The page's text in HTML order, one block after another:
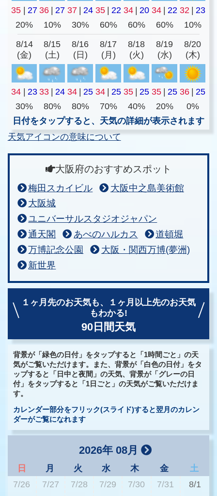
35 | 27 36 | 27 37 | 24 35 | 22 34 | 20 34 | 22 32 | 23
20%
10% 30% 60% 60% 60% 10%
8/14
(金)
8/15
(土)
8/16
(日)
8/17
(月)
8/18
(火)
8/19
(水)
8/20
(木)
34 | 23 33 | 24 34 | 25 34 | 25 35 | 25 35 | 25 36 | 25
30%
80% 80% 70% 40% 20%
0%
日付をタップすると、天気の詳細が表示されます
天気アイコンの意味について
大阪府のおすすめスポット
梅田スカイビル
大阪中之島美術館
大阪城
ユニバーサルスタジオジャパン
通天閣
あべのハルカス
道頓堀
万博記念公園
大阪・関西万博(夢洲)
新世界
１ヶ月先のお天気も、
１ヶ月以上先のお天気
もわかる!
90日間天気
背景が「緑色の日付」をタップすると「1時間ごと」の天
気がご覧いただけます。また、背景が「白色の日付」をタ
ップすると「日中と夜間」の天気、背景が「グレーの日
付」をタップすると「1日ごと」の天気がご覧いただけま
す。
カレンダー部分をフリック(スライド)すると翌月のカレン
ダーがご覧になれます
2026年 08月
日 月 火 水 木 金
土
7/26
7/27 7/28 7/29 7/30 7/31 8/1